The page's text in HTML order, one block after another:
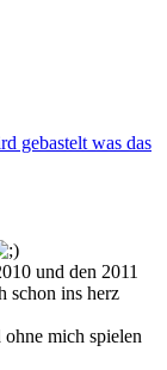
gebastelt was das
und den 2011
schon ins herz
ohne mich spielen